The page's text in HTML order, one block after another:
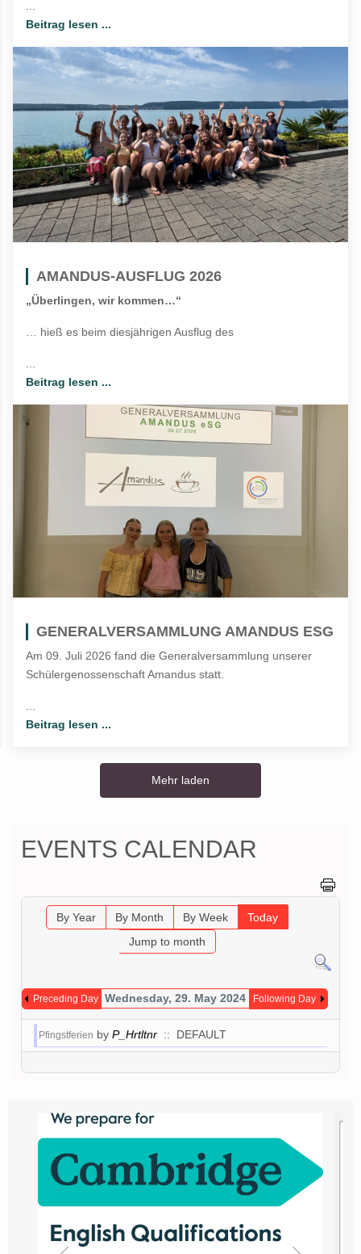
Beitrag lesen ...
AMANDUS-AUSFLUG 2026
„Überlingen, wir kommen…“
… hieß es beim diesjährigen Ausflug des
Beitrag lesen ...
GENERALVERSAMMLUNG AMANDUS ESG
Am 09. Juli 2026 fand die Generalversammlung unserer
Schülergenossenschaft Amandus statt.
Beitrag lesen ...
Mehr laden
EVENTS CALENDAR
By Year By Month By Week
Today
Jump to month
Preceding Day Wednesday, 29. May 2024 Following Day
Pfingstferien by P_Hrtltnr :: DEFAULT